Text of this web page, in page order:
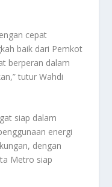
cepat
baik dari Pemkot
berperan dalam
tutur Wahdi
siap dalam
energi
dengan
Metro siap